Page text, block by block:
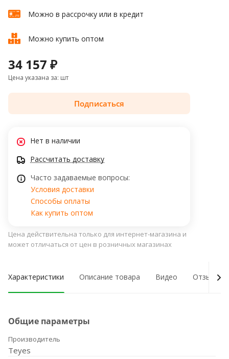
Можно в рассрочку или в кредит
Можно купить оптом
34 157 ₽
Цена указана за: шт
Подписаться
Нет в наличии
Рассчитать доставку
Часто задаваемые вопросы:
Условия доставки
Способы оплаты
Как купить оптом
Цена действительна только для интернет-магазина и
может отличаться от цен в розничных магазинах
Характеристики Описание товара Видео Отзывы о
Общие параметры
Производитель
Teyes